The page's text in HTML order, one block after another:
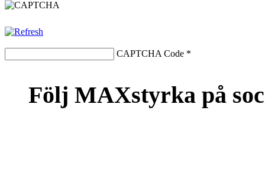
CAPTCHA Code *
Följ MAXstyrka på